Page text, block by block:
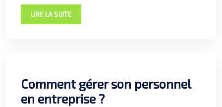
LIRE LA SUITE
Comment gérer son personnel
en entreprise ?